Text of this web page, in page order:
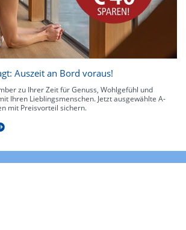
Auszeit an Bord voraus!
zu Ihrer Zeit für Genuss, Wohlgefühl und
Ihren Lieblingsmenschen. Jetzt ausgewählte A-
mit Preisvorteil sichern.